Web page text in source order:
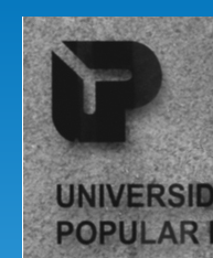
Universidade
Popular do
Porto
Associação
Cultural